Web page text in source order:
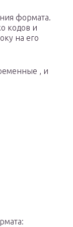
формата.
кодов и
на его
, и